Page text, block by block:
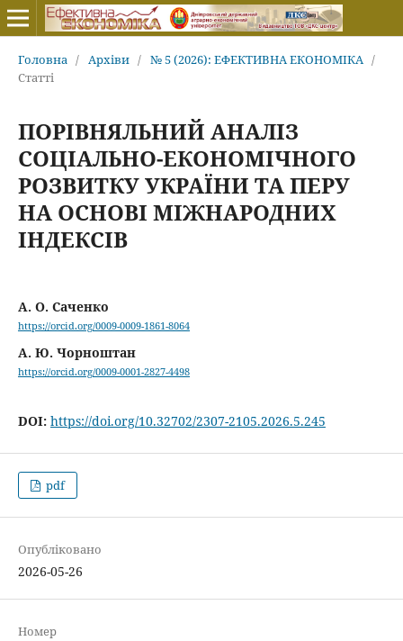
Головна / Архіви / № 5 (2026): ЕФЕКТИВНА ЕКОНОМІКА /
Статті
ПОРІВНЯЛЬНИЙ АНАЛІЗ
СОЦІАЛЬНО-ЕКОНОМІЧНОГО
РОЗВИТКУ УКРАЇНИ ТА ПЕРУ
НА ОСНОВІ МІЖНАРОДНИХ
ІНДЕКСІВ
А. О. Саченко
https://orcid.org/0009-0009-1861-8064
А. Ю. Чорноштан
https://orcid.org/0009-0001-2827-4498
DOI: https://doi.org/10.32702/2307-2105.2026.5.245
pdf
Опубліковано
2026-05-26
Номер